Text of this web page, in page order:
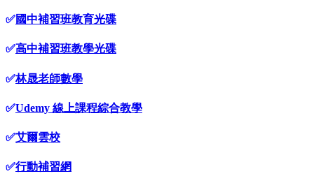
✅國中補習班教育光碟
✅高中補習班教學光碟
✅林晟老師數學
✅Udemy 線上課程綜合教學
✅艾爾雲校
✅行動補習網